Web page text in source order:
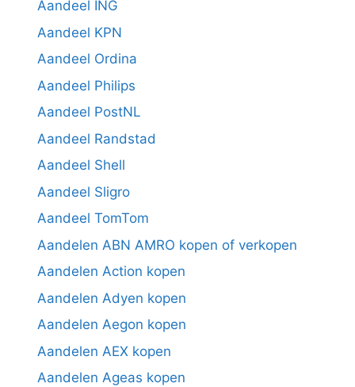
Aandeel ING
Aandeel KPN
Aandeel Ordina
Aandeel Philips
Aandeel PostNL
Aandeel Randstad
Aandeel Shell
Aandeel Sligro
Aandeel TomTom
Aandelen ABN AMRO kopen of verkopen
Aandelen Action kopen
Aandelen Adyen kopen
Aandelen Aegon kopen
Aandelen AEX kopen
Aandelen Ageas kopen